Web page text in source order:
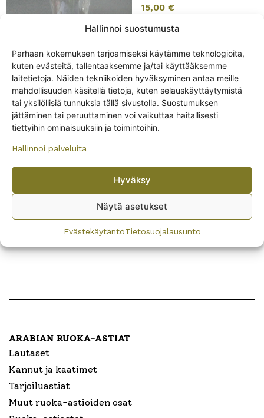
Hallinnoi suostumusta
Parhaan kokemuksen tarjoamiseksi käytämme teknologioita,
kuten evästeitä, tallentaaksemme ja/tai käyttääksemme
laitetietoja. Näiden tekniikoiden hyväksyminen antaa meille
mahdollisuuden käsitellä tietoja, kuten selauskäyttäytymistä
tai yksilöllisiä tunnuksia tällä sivustolla. Suostumuksen
jättäminen tai peruuttaminen voi vaikuttaa haitallisesti
tiettyihin ominaisuuksiin ja toimintoihin.
Hallinnoi palveluita
Hyväksy
Näytä asetukset
EvästekäytäntöTietosuojalausunto
15,00 €
Iittala Future sherrylasi
ARABIAN RUOKA-ASTIAT
Lautaset
Kannut ja kaatimet
Tarjoiluastiat
Muut ruoka-astioiden osat